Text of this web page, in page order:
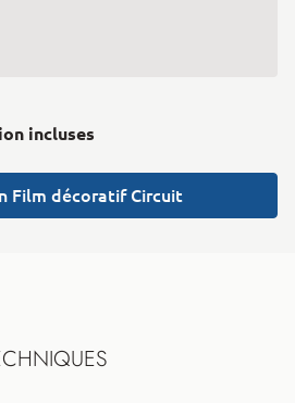
incluses
Film décoratif Circuit